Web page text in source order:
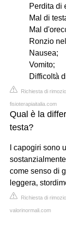
Perdita di
Mal di
Mal
Ronzio
Nausea;
Vomito;
Difficoltà
Richiesta di
fisioterapiaitalia.com
Qual è la
testa?
I capogiri sono
come senso di
leggera,
Richiesta di
valorinormali.com